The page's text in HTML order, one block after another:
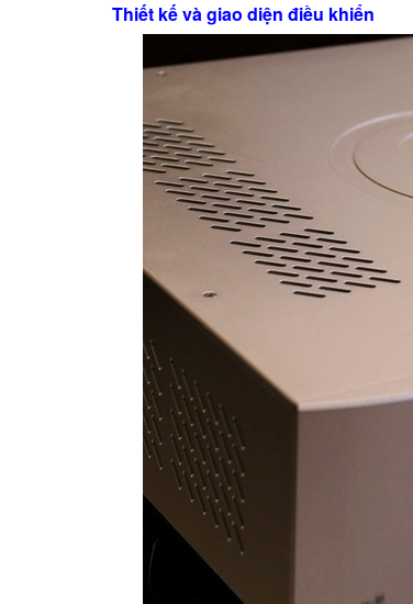
Thiết kế và giao diện điều khiển